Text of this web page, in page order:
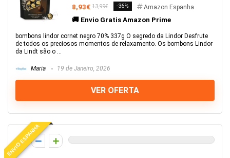
8,93€ 13,99€ -36% Amazon Espanha
🚚 Envio Gratis Amazon Prime
bombons lindor cornet negro 70% 337g O segredo da Lindor Desfrute
de todos os preciosos momentos de relaxamento. Os bombons Lindor
da Lindt são o ...
Maria 19 de Janeiro, 2026
VER OFERTA
ENVIO ESPANHA
0